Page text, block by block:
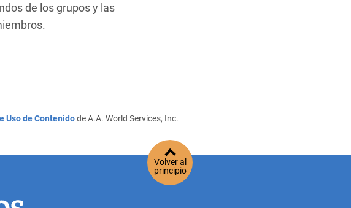
de los grupos y las
Uso de Contenidode A.A. World Services, Inc.
Volver al
principio